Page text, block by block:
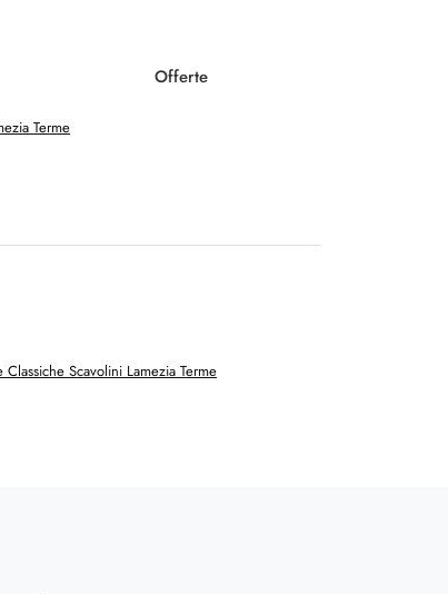
Terme
Offerte
Classiche Scavolini Lamezia Terme